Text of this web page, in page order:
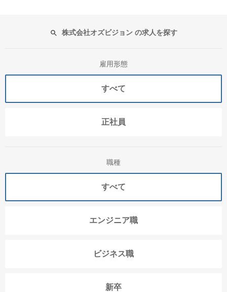
株式会社オズビジョン の求人を探す
雇用形態
すべて
正社員
職種
すべて
エンジニア職
ビジネス職
新卒